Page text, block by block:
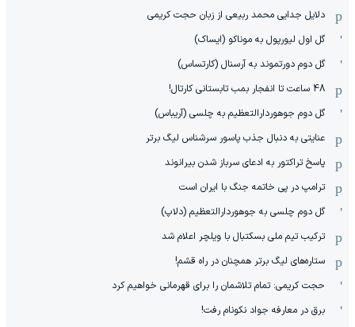
دلایل جدایی محمد ربیعی از زبان حجت کریمی
گل اول لیورپول به موناکو (ایساک)
گل دوم دورتموند به آرسنال (کارتساس)
48 ساعت تا انفجار بمب تابستانی کارتال!
گل دوم جوهوردارالتعظیم به چلسی (آریباس)
عنایتی به دنبال جذب پاسور سرشناس لیگ برتر
پاسخ تراکتور به ادعای سرباز شدن بیرانوند
ترامپ در پی خاتمه جنگ با ایران است
گل دوم چلسی به جوهوردارالتعظیم (دلاپ)
ترکیب تیم ملی بسکتبال با ویلچر اعلام شد
ستاره‌های لیگ برتر همچنان در راه قشم!
حجت کریمی: تمام تلاشمان را برای قهرمانی خواهیم کرد
برق در معارفه جواد نکونام رفت!